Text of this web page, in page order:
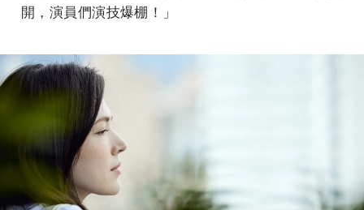
開，演員們演技爆棚！」